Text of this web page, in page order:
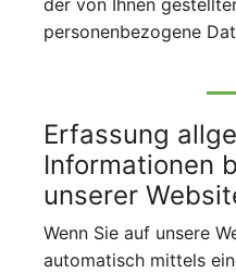
personenbezogene
Erfassung
Informationen
unserer
Wenn Sie auf unsere
automatisch mittels